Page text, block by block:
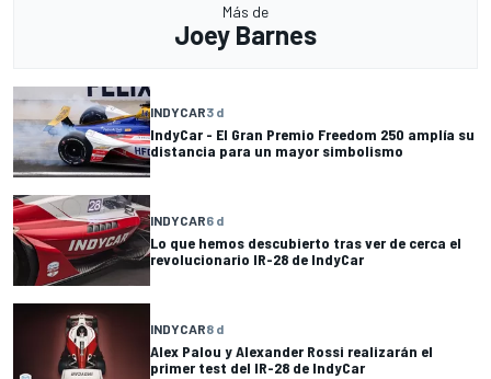
Más de
Joey Barnes
INDYCAR3 d
IndyCar - El Gran Premio Freedom 250 amplía su
distancia para un mayor simbolismo
INDYCAR6 d
Lo que hemos descubierto tras ver de cerca el
revolucionario IR-28 de IndyCar
INDYCAR8 d
Alex Palou y Alexander Rossi realizarán el
primer test del IR-28 de IndyCar